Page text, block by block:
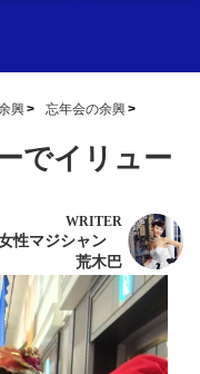
興 忘年会の余興
でイリュー
WRITER
性マジシャン
荒木巴